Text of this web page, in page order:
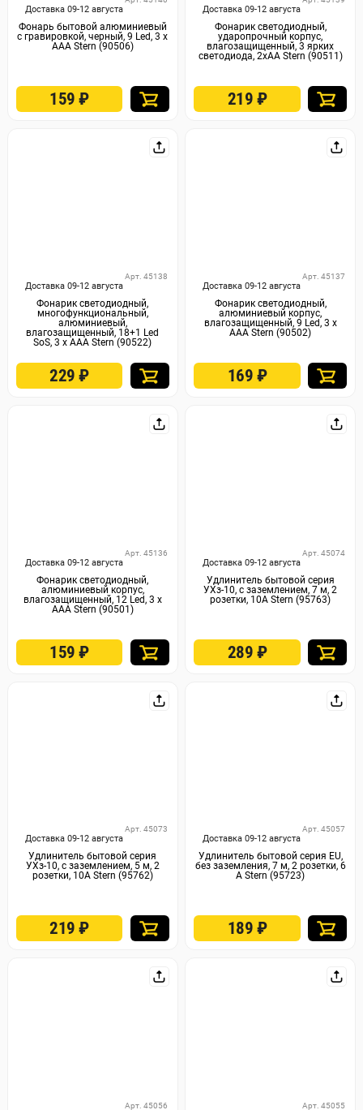
Доставка 09-12 августа
Фонарь бытовой алюминиевый
с гравировкой, черный, 9 Led, 3 х
ААА Stern (90506)
159₽
Доставка 09-12 августа
Фонарик светодиодный,
ударопрочный корпус,
влагозащищенный, 3 ярких
светодиода, 2хАА Stern (90511)
219 ₽
Доставка 09-12 августа
Арт. 45138
Фонарик светодиодный,
многофункциональный,
алюминиевый,
влагозащищенный, 18+1 Led
SoS, 3 х ААА Stern (90522)
229₽
Доставка 09-12 августа
Арт. 45137
Фонарик светодиодный,
алюминиевый корпус,
влагозащищенный, 9 Led, 3 х
ААА Stern (90502)
169 ₽
Доставка 09-12 августа
Арт. 45136
Фонарик светодиодный,
алюминиевый корпус,
влагозащищенный, 12 Led, 3 х
ААА Stern (90501)
159₽
Доставка 09-12 августа
Арт. 45074
Удлинитель бытовой серия
УХз-10, с заземлением, 7 м, 2
розетки, 10А Stern (95763)
289 ₽
Доставка 09-12 августа
Арт. 45073
Удлинитель бытовой серия
УХз-10, с заземлением, 5 м, 2
розетки, 10А Stern (95762)
219₽
Доставка 09-12 августа
Арт. 45057
Удлинитель бытовой серия EU,
без заземления, 7 м, 2 розетки, 6
А Stern (95723)
189 ₽
Арт. 45056 Арт. 45055